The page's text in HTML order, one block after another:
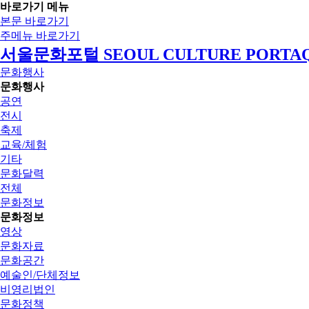
바로가기 메뉴
본문 바로가기
주메뉴 바로가기
서울문화포털 SEOUL CULTURE
문화행사
문화행사
공연
전시
축제
교육/체험
기타
문화달력
전체
문화정보
문화정보
영상
문화자료
문화공간
예술인/단체정보
비영리법인
문화정책